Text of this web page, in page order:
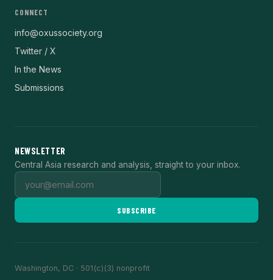
CONNECT
info@oxussociety.org
Twitter / X
In the News
Submissions
NEWSLETTER
Central Asia research and analysis, straight to your inbox.
SUBSCRIBE
Washington, DC · 501(c)(3) nonprofit